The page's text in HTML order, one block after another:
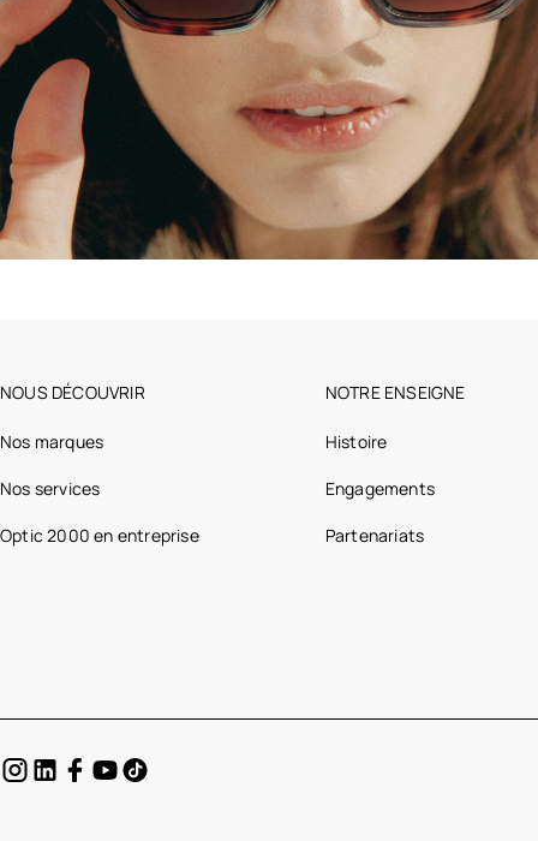
NOUS DÉCOUVRIR
Nos marques
Nos services
Optic 2000 en entreprise
NOTRE ENSEIGNE
Histoire
Engagements
Partenariats